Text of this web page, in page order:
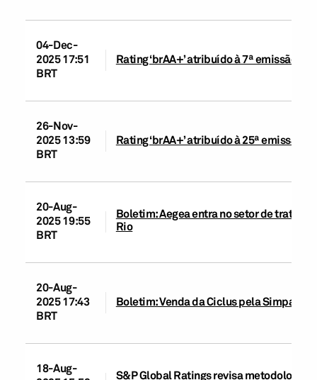
04-Dec-
2025 17:51
BRT
Rating ‘brAA+’ atribuído à 7ª emissão
26-Nov-
2025 13:59
BRT
Rating ‘brAA+’ atribuído à 25ª emissão
20-Aug-
2025 19:55
BRT
Boletim: Aegea entra no setor de
Rio
20-Aug-
2025 17:43
BRT
Boletim: Venda da Ciclus pela Simpar
18-Aug-
S&P Global Ratings revisa